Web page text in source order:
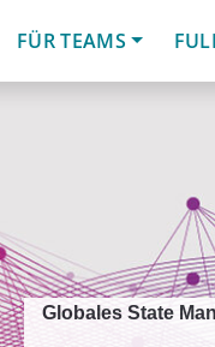
FÜR TEAMS
Globales State